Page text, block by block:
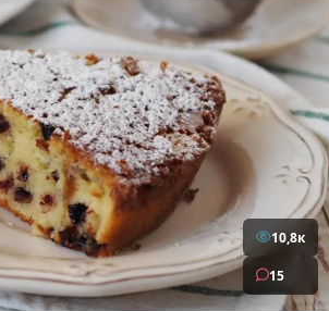
10,8к
15